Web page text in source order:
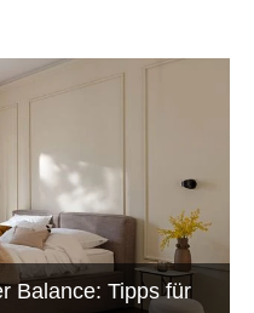
Balance: Tipps für